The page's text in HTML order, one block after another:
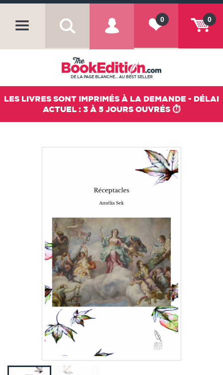
0
0
DE LA PAGE BLANCHE... AU BEST SELLER
LES LIVRES SONT IMPRIMÉS À LA DEMANDE - DÉLAI
ACTUEL : 3 À 5 JOURS OUVRÉS ⏱️